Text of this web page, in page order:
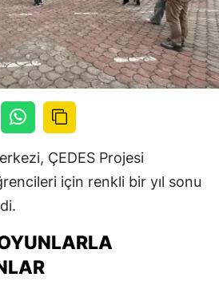
ÇEDES Projesi
için renkli bir yıl sonu